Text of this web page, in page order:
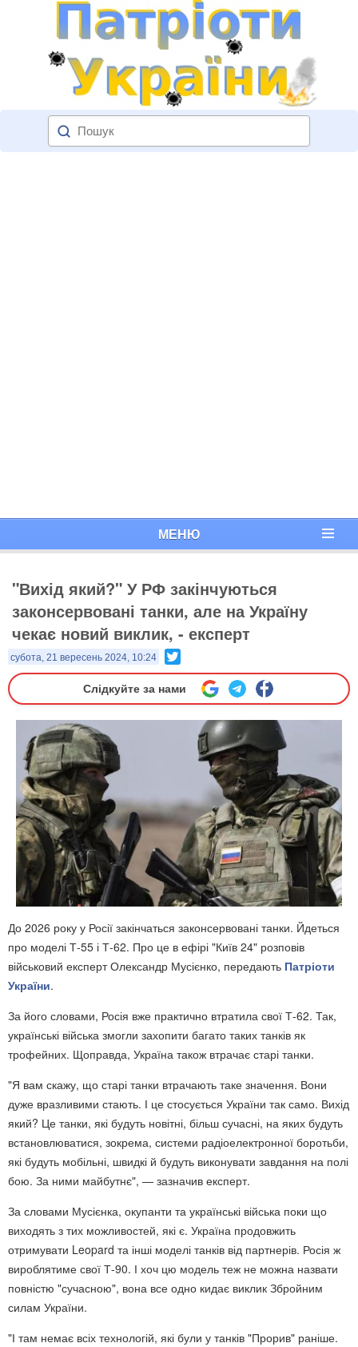
МЕНЮ
"Вихід який?" У РФ закінчуються
законсервовані танки, але на Україну
чекає новий виклик, - експерт
субота, 21 вересень 2024, 10:24
Слідкуйте за нами
До 2026 року у Росії закінчаться законсервовані танки. Йдеться
про моделі Т-55 і Т-62. Про це в ефірі "Київ 24" розповів
військовий експерт Олександр Мусієнко, передають Патріоти
України.
За його словами, Росія вже практично втратила свої Т-62. Так,
українські війська змогли захопити багато таких танків як
трофейних. Щоправда, Україна також втрачає старі танки.
"Я вам скажу, що старі танки втрачають таке значення. Вони
дуже вразливими стають. І це стосується України так само. Вихід
який? Це танки, які будуть новітні, більш сучасні, на яких будуть
встановлюватися, зокрема, системи радіоелектронної боротьби,
які будуть мобільні, швидкі й будуть виконувати завдання на полі
бою. За ними майбутнє", — зазначив експерт.
За словами Мусієнка, окупанти та українські війська поки що
виходять з тих можливостей, які є. Україна продовжить
отримувати Leopard та інші моделі танків від партнерів. Росія ж
вироблятиме свої Т-90. І хоч цю модель теж не можна назвати
повністю "сучасною", вона все одно кидає виклик Збройним
силам України.
"І там немає всіх технологій, які були у танків "Прорив" раніше.